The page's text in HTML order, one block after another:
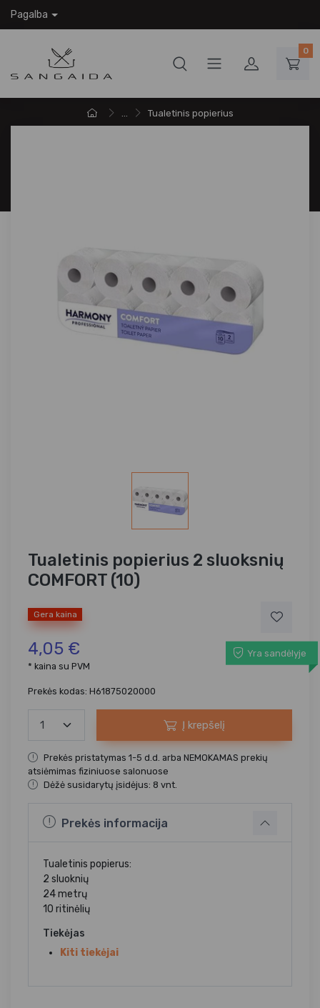
Pagalba
0
... Tualetinis popierius
Tualetinis popierius 2 sluoksnių
COMFORT (10)
Gera kaina
4,05 €
Yra sandėlyje
* kaina su PVM
Prekės kodas: H61875020000
Į krepšelį
Prekės pristatymas 1-5 d.d. arba NEMOKAMAS prekių
atsiėmimas fiziniuose salonuose
Dėžė susidarytų įsidėjus: 8 vnt.
Prekės informacija
Tualetinis popierus:
2 sluoknių
24 metrų
10 ritinėlių
Tiekėjas
Kiti tiekėjai